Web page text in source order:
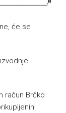
će se
račun Brčko